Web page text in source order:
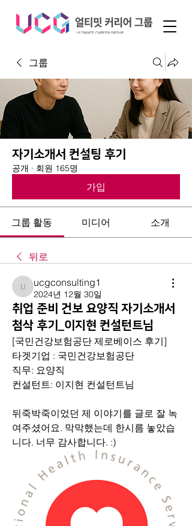
그룹
자기소개서 컨설팅 후기
공개 · 회원 165명
가입
그룹 활동 미디어 소개
뒤로
ucgconsulting1
ucgconsulting1
2024년 12월 30일
취업 준비 건보 요양직 자기소개서
첨삭 후기_이지현 컨설턴트님
[국민건강보험공단 제로베이스 후기]
타겟기업 : 국민건강보험공단
직무: 요양직
컨설턴트: 이지현 컨설턴트님
뒤죽박죽이었던 제 이야기를 글로 잘 녹
여주셨어요. 막막했는데 한시름 놓았습
니다. 너무 감사합니다. :)